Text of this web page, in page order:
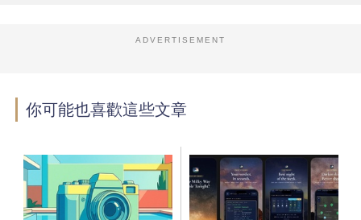
ADVERTISEMENT
你可能也喜歡這些文章